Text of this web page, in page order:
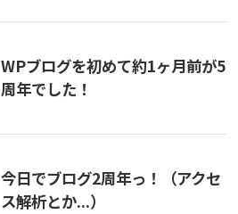
WPブログを初めて約1ヶ月前が5
周年でした！
今日でブログ2周年っ！（アクセ
ス解析とか...）